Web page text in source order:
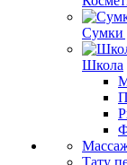
Сумки
Школа
Тату